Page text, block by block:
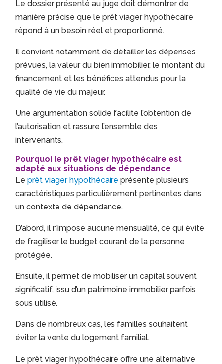
Le dossier présenté au juge doit démontrer de
manière précise que le prêt viager hypothécaire
répond à un besoin réel et proportionné.
Il convient notamment de détailler les dépenses
prévues, la valeur du bien immobilier, le montant du
financement et les bénéfices attendus pour la
qualité de vie du majeur.
Une argumentation solide facilite l’obtention de
l’autorisation et rassure l’ensemble des
intervenants.
Pourquoi le prêt viager hypothécaire est
adapté aux situations de dépendance
Leprêt viager hypothécaire présente plusieurs
caractéristiques particulièrement pertinentes dans
un contexte de dépendance.
D’abord, il n’impose aucune mensualité, ce qui évite
de fragiliser le budget courant de la personne
protégée.
Ensuite, il permet de mobiliser un capital souvent
significatif, issu d’un patrimoine immobilier parfois
sous utilisé.
Dans de nombreux cas, les familles souhaitent
éviter la vente du logement familial.
Le prêt viager hypothécaire offre une alternative